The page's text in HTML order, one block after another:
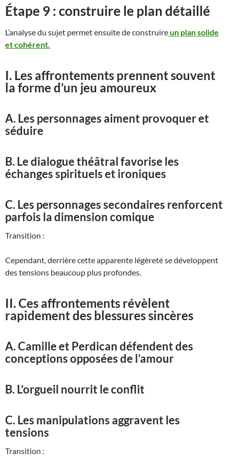
Étape 9 : construire le plan détaillé
L’analyse du sujet permet ensuite de construireun plan solide
et cohérent.
I. Les affrontements prennent souvent
la forme d’un jeu amoureux
A. Les personnages aiment provoquer et
séduire
B. Le dialogue théâtral favorise les
échanges spirituels et ironiques
C. Les personnages secondaires renforcent
parfois la dimension comique
Transition :
Cependant, derrière cette apparente légèreté se développent
des tensions beaucoup plus profondes.
II. Ces affrontements révèlent
rapidement des blessures sincères
A. Camille et Perdican défendent des
conceptions opposées de l’amour
B. L’orgueil nourrit le conflit
C. Les manipulations aggravent les
tensions
Transition :